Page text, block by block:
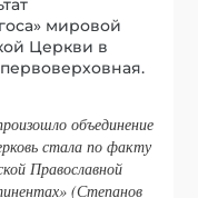
мировой
Церкви в
объединение
стала по факту
Православной
(Степанов